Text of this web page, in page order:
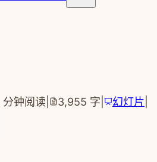
分钟阅读 3,955 字 幻灯片